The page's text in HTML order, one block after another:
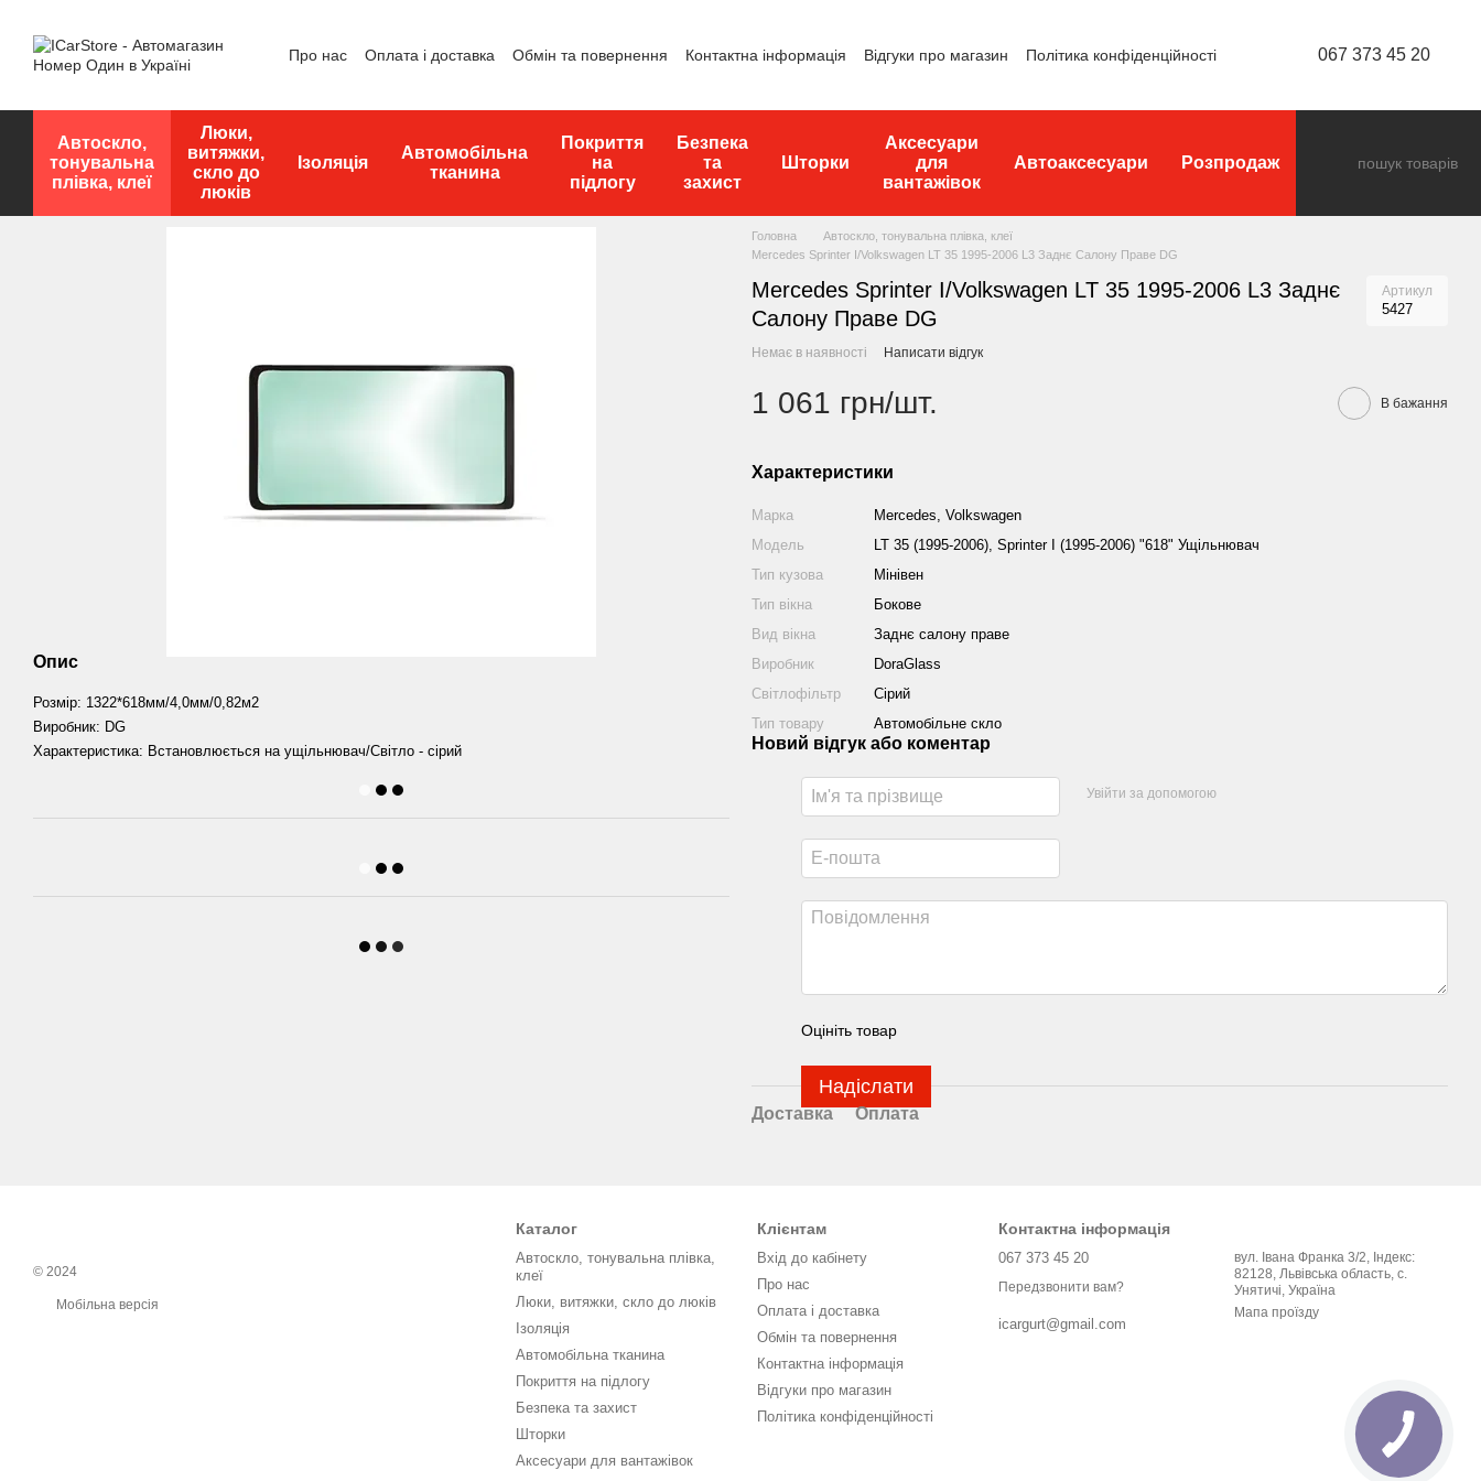
Про нас Оплата і доставка Обмін та повернення Контактна інформація Відгуки про магазин Політика конфіденційності 067 373 45 20
Автоскло,
тонувальна
плівка, клеї
Люки,
витяжки,
скло до
люків
Ізоляція
Автомобільна
тканина
Покриття
на
підлогу
Безпека
та
захист
Шторки
Аксесуари
для
вантажівок
Автоаксесуари Розпродаж
Опис
Розмір: 1322*618мм/4,0мм/0,82м2
Виробник: DG
Характеристика: Встановлюється на ущільнювач/Світло - сірий
Головна
Автоскло, тонувальна плівка, клеї
Mercedes Sprinter I/Volkswagen LT 35 1995-2006 L3 Заднє Салону Праве DG
Mercedes Sprinter I/Volkswagen LT 35 1995-2006 L3 Заднє
Салону Праве DG
Артикул
5427
Немає в наявності Написати відгук
1 061 грн/шт. В бажання
Характеристики
Марка
Mercedes, Volkswagen
Модель
LT 35 (1995-2006), Sprinter I (1995-2006) "618" Ущільнювач
Тип кузова
Мінівен
Тип вікна
Бокове
Вид вікна
Заднє салону праве
Виробник
DoraGlass
Світлофільтр
Сірий
Тип товару
Автомобільне скло
Новий відгук або коментар
Увійти за допомогою
Оцініть товар
Надіслати
Доставка Оплата
© 2024
Мобільна версія
Каталог
Автоскло, тонувальна плівка,
клеї
Люки, витяжки, скло до люків
Ізоляція
Автомобільна тканина
Покриття на підлогу
Безпека та захист
Шторки
Аксесуари для вантажівок
Клієнтам
Вхід до кабінету
Про нас
Оплата і доставка
Обмін та повернення
Контактна інформація
Відгуки про магазин
Політика конфіденційності
Контактна інформація
067 373 45 20
Передзвонити вам?
icargurt@gmail.com
вул. Івана Франка 3/2, Індекс:
82128, Львівська область, с.
Унятичі, Україна
Мапа проїзду